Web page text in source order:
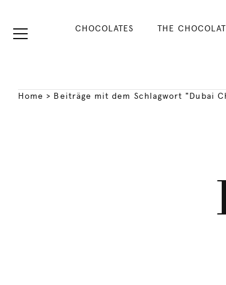
CHOCOLATES THE
Home > Beiträge mit dem Schlagwort "Dubai